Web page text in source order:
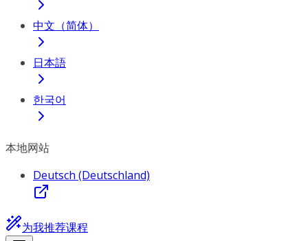
中文（简体）
日本語
한국어
本地网站
Deutsch (Deutschland)
为我推荐课程